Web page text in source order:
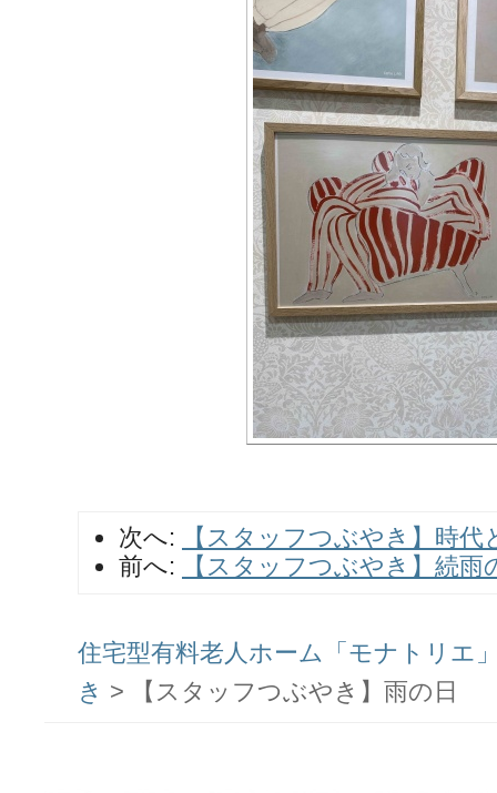
次へ:
【スタッフつぶやき】時代
前へ:
【スタッフつぶやき】続雨
住宅型有料老人ホーム「モナトリエ
き > 【スタッフつぶやき】雨の日